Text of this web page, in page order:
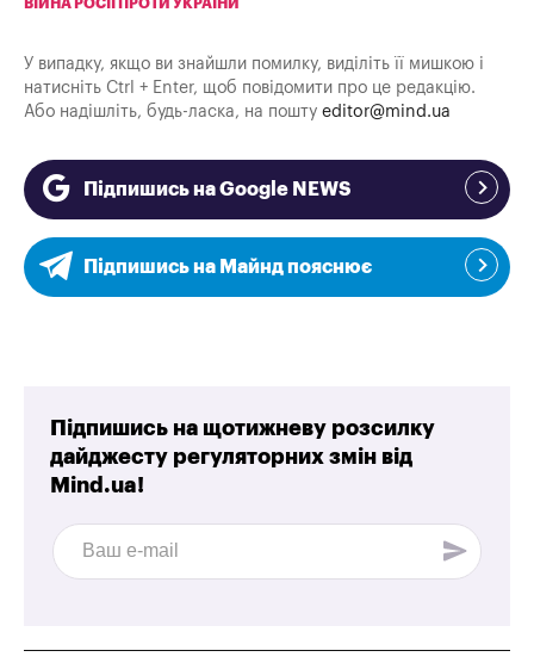
ВІЙНА РОСІЇ ПРОТИ УКРАЇНИ
У випадку, якщо ви знайшли помилку, виділіть її мишкою і
натисніть Ctrl + Enter, щоб повідомити про це редакцію.
Або надішліть, будь-ласка, на пошту editor@mind.ua
Підпишись на Google NEWS
Підпишись на Майнд пояснює
Підпишись на щотижневу розсилку
дайджесту регуляторних змін від
Mind.ua!